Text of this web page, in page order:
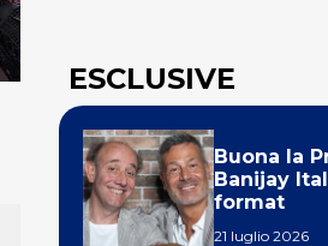
ESCLUSIVE
Buona la
Banijay
format
21 luglio 2026